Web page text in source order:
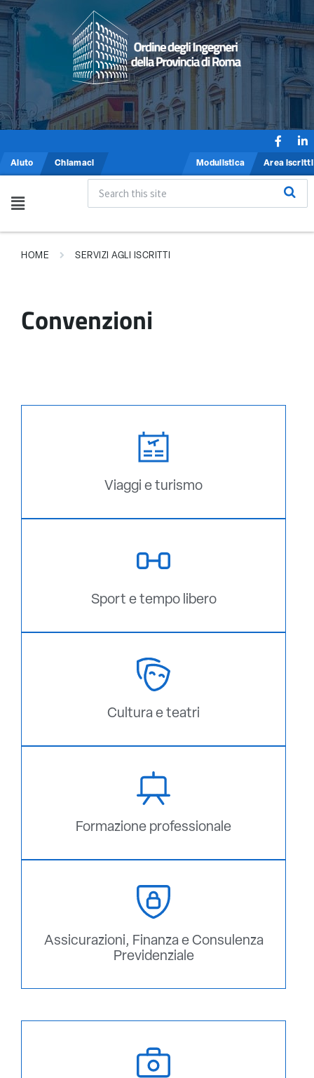
Aiuto Chiamaci Modulistica Area iscritti
HOME SERVIZI AGLI ISCRITTI
Convenzioni
Viaggi e turismo
Sport e tempo libero
Cultura e teatri
Formazione professionale
Assicurazioni, Finanza e Consulenza
Previdenziale